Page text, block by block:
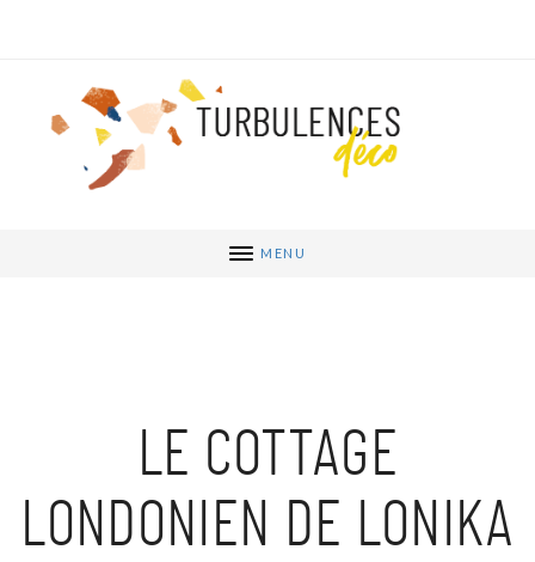
MENU
LE COTTAGE
LONDONIEN DE LONIKA